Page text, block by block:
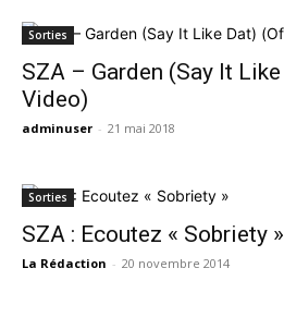
Sorties
SZA – Garden (Say It
Video)
adminuser - 21 mai 2018
Sorties
SZA : Ecoutez « Sobriety »
La Rédaction - 20 novembre 2014